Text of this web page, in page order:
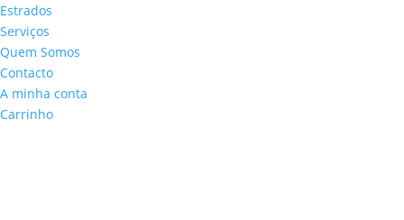
Estrados
Serviços
Quem Somos
Contacto
A minha conta
Carrinho